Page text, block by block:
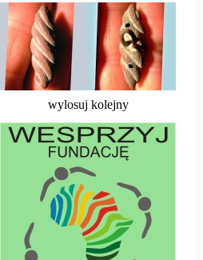
wylosuj kolejny